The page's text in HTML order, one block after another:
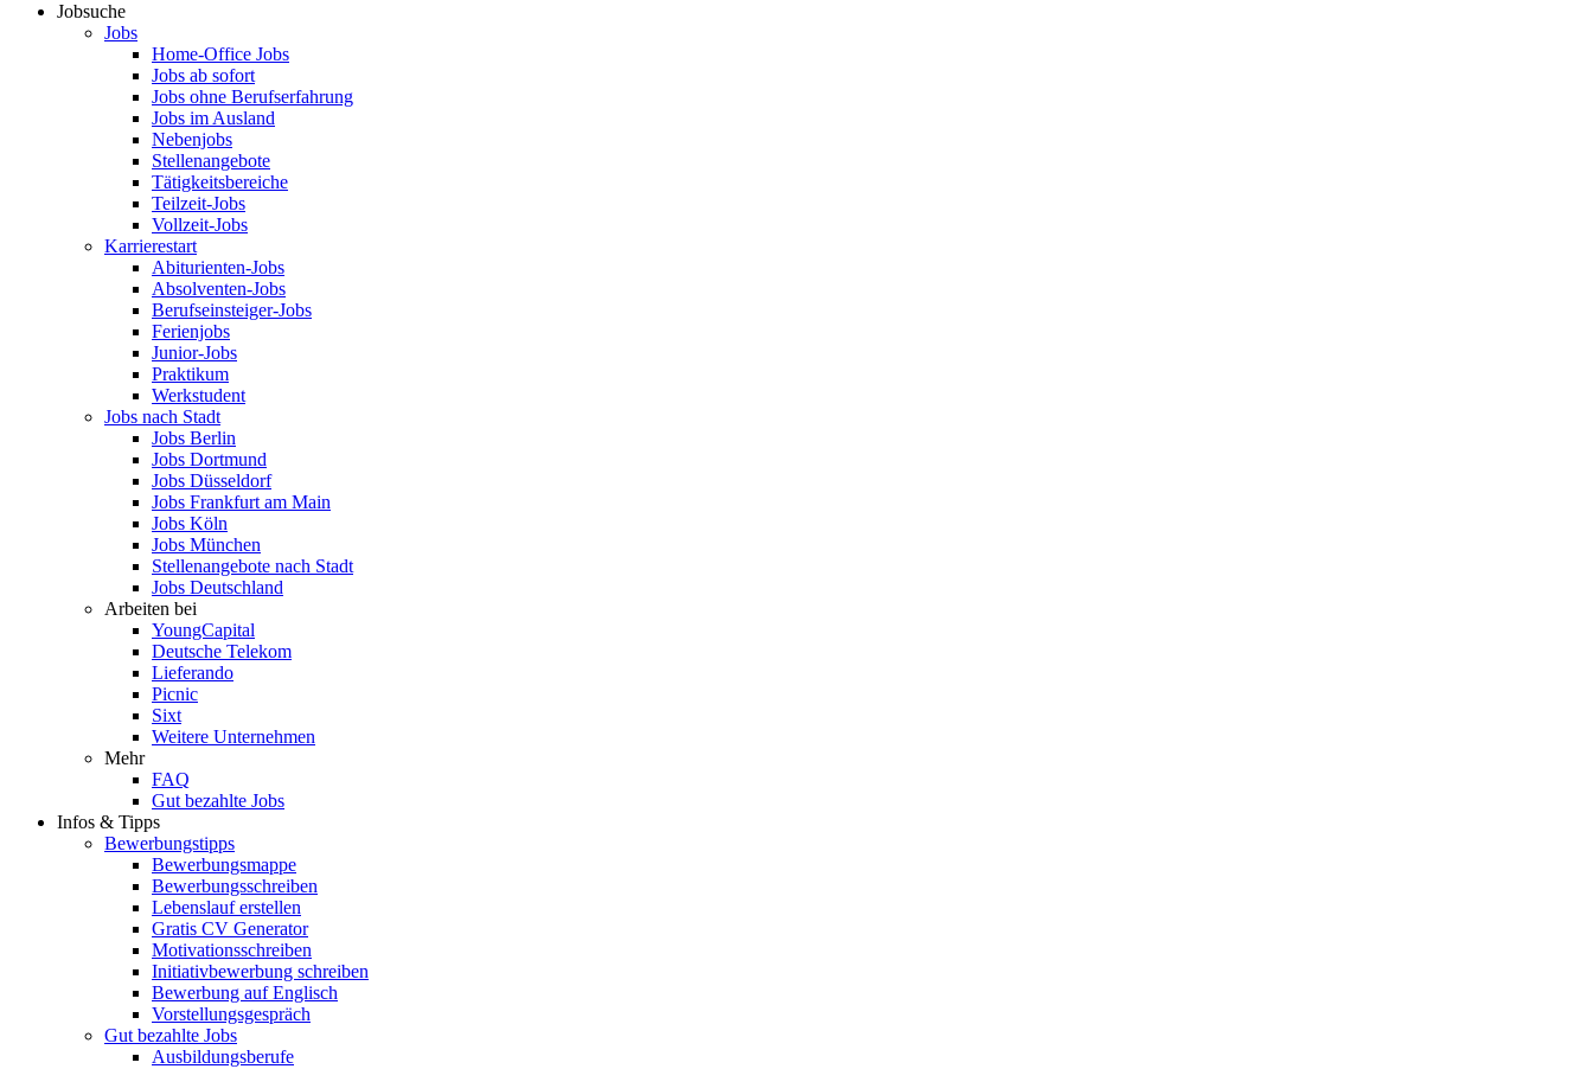
Jobsuche
Jobs
Home-Office Jobs
Jobs ab sofort
Jobs ohne Berufserfahrung
Jobs im Ausland
Nebenjobs
Stellenangebote
Tätigkeitsbereiche
Teilzeit-Jobs
Vollzeit-Jobs
Karrierestart
Abiturienten-Jobs
Absolventen-Jobs
Berufseinsteiger-Jobs
Ferienjobs
Junior-Jobs
Praktikum
Werkstudent
Jobs nach Stadt
Jobs Berlin
Jobs Dortmund
Jobs Düsseldorf
Jobs Frankfurt am Main
Jobs Köln
Jobs München
Stellenangebote nach Stadt
Jobs Deutschland
Arbeiten bei
YoungCapital
Deutsche Telekom
Lieferando
Picnic
Sixt
Weitere Unternehmen
Mehr
FAQ
Gut bezahlte Jobs
Infos & Tipps
Bewerbungstipps
Bewerbungsmappe
Bewerbungsschreiben
Lebenslauf erstellen
Gratis CV Generator
Motivationsschreiben
Initiativbewerbung schreiben
Bewerbung auf Englisch
Vorstellungsgespräch
Gut bezahlte Jobs
Ausbildungsberufe